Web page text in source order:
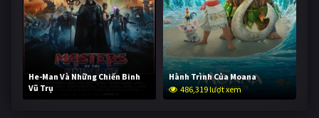
He-Man Và Những Chiến Binh
Vũ Trụ
234,449 lượt xem
Hành Trình Của Moana
486,319 lượt xem